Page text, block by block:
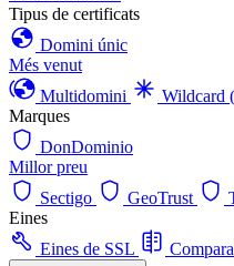
Tipus de certificats
Domini únic
Més venut
Multidomini
Wildcard
Marques
DonDominio
Millor preu
Sectigo
GeoTrust
Eines
Eines de SSL